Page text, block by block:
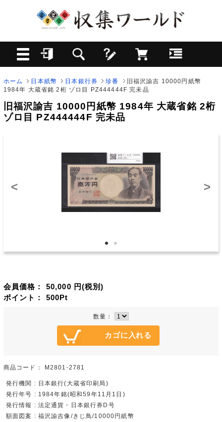
ホーム 日本紙幣 日本銀行券 珍番
旧福沢諭吉 10000円紙幣
1984年 大蔵省銘 2桁 ゾロ目 PZ444444F 完未品
旧福沢諭吉 10000円紙幣 1984年 大蔵省銘 2桁
ゾロ目 PZ444444F 完未品
< >
会員価格： 50,000 円(税別)
ポイント： 500Pt
数量：
商品コード： M2801-2781
発行機関 : 日本銀行(大蔵省印刷局)
発行年号 : 1984年銘(昭和59年11月1日)
発行情報 : 法定通貨・日本銀行券D号
額面図案 : 福沢諭吉像/きじ鳥/10000円紙幣